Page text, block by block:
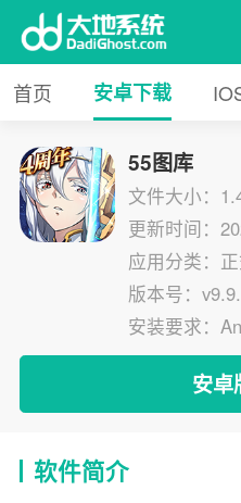
首页 安卓下载
55图库
文件大小：
更新时间：
应用分类：
版本号：
安装要求：
安卓
软件简介